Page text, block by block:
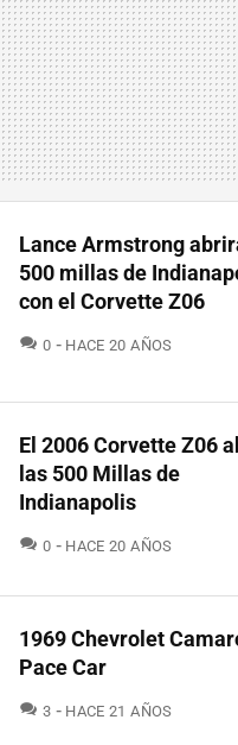
Lance Armstrong
500 millas de
con el Corvette Z06
0 COMENTARIOS
HACE 20 AÑOS
El 2006 Corvette Z06
las 500 Millas de
Indianapolis
0 COMENTARIOS
HACE 20 AÑOS
1969 Chevrolet
Pace Car
3 COMENTARIOS
HACE 21 AÑOS